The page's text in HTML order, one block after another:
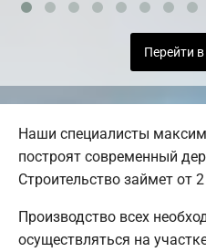
Перейти
Наши специалисты
построят современный
Строительство займет от
Производство всех
осуществляться на